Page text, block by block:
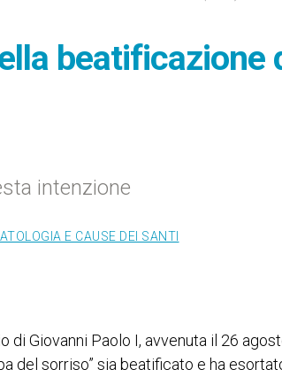
beatificazione
intenzione
E CAUSE DEI SANTI
di Giovanni Paolo I, avvenuta il 26
del sorriso” sia beatificato e ha